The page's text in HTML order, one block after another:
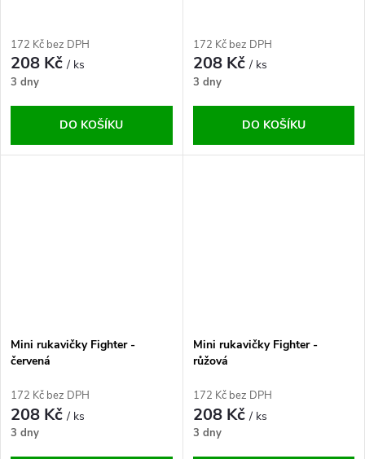
172 Kč bez DPH
208 Kč/ ks
3 dny
DO KOŠÍKU
172 Kč bez DPH
208 Kč/ ks
3 dny
DO KOŠÍKU
Mini rukavičky Fighter -
červená
172 Kč bez DPH
208 Kč/ ks
3 dny
Mini rukavičky Fighter -
růžová
172 Kč bez DPH
208 Kč/ ks
3 dny